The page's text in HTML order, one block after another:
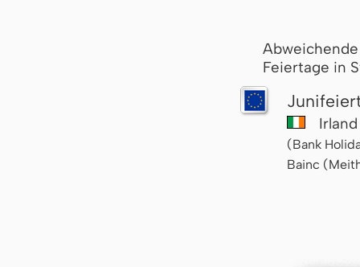
Feiertage in
(Bank
Bainc